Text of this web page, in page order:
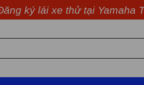
lái xe thử tại Yamaha Town